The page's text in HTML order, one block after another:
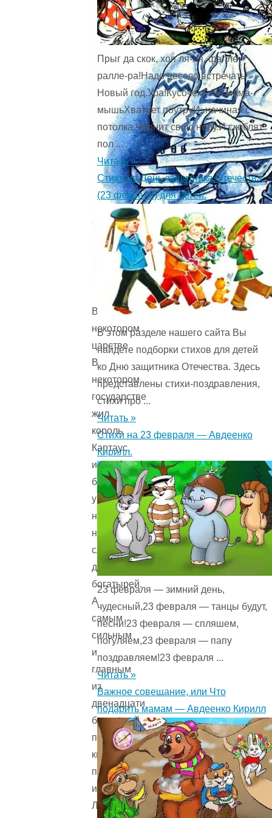
В
некотором
царстве
В
некотором
государстве
жил
король
Картаус,
и
было
у
него
на
службе
двенадцать
богатырей.
А
самым
сильным
и
главным
из
двенадцати
богатырей
почитался
князь
по
имени
Лазарь
Прыг да скок, хоп ля-ля, фалле-
ралле-ра!Надо весело встречать
Новый год.Ура!Кусочек угля мама-
мышьХватает поутруИ, начиная с
потолка,Чернит свою нору.И скоблят
пол ...
Читать »
Стихи на День защитника Отечества
(23 февраля) для детей.
В этом разделе нашего сайта Вы
найдете подборки стихов для детей
ко Дню защитника Отечества. Здесь
представлены стихи-поздравления,
стихи про ...
Читать »
Стихи на 23 февраля — Авдеенко
Кирилл.
23 февраля — зимний день,
чудесный,23 февраля — танцы будут,
песни!23 февраля — спляшем,
погуляем,23 февраля — папу
поздравляем!23 февраля ...
Читать »
Важное совещание, или Что
подарить мамам — Авдеенко Кирилл